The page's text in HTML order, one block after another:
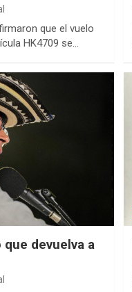
que el vuelo
HK4709 se…
devuelva a